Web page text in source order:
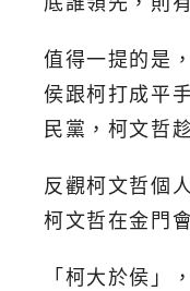
值得一提的是
侯跟柯打成平
民黨，柯文哲
反觀柯文哲個
柯文哲在金門
「柯大於侯」